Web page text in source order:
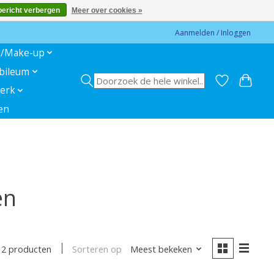
Aanmelden / Inloggen
Make-up
2 producten Sorteren op Meest bekeken
verbergen Meer over cookies »